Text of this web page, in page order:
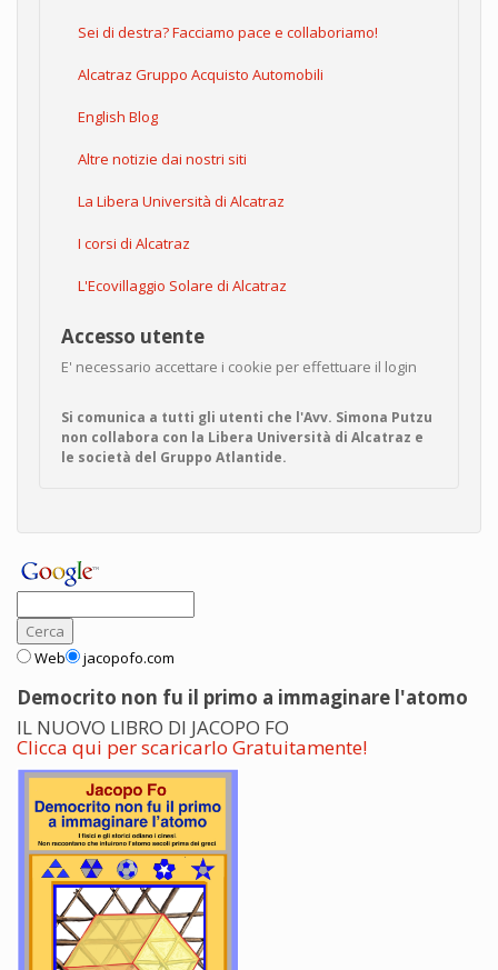
Sei di destra? Facciamo pace e collaboriamo!
Alcatraz Gruppo Acquisto Automobili
English Blog
Altre notizie dai nostri siti
La Libera Università di Alcatraz
I corsi di Alcatraz
L'Ecovillaggio Solare di Alcatraz
Accesso utente
E' necessario accettare i cookie per effettuare il login
Si comunica a tutti gli utenti che l'Avv. Simona Putzu
non collabora con la Libera Università di Alcatraz e
le società del Gruppo Atlantide.
Web jacopofo.com
Democrito non fu il primo a immaginare l'atomo
IL NUOVO LIBRO DI JACOPO FO
Clicca qui per scaricarlo Gratuitamente!